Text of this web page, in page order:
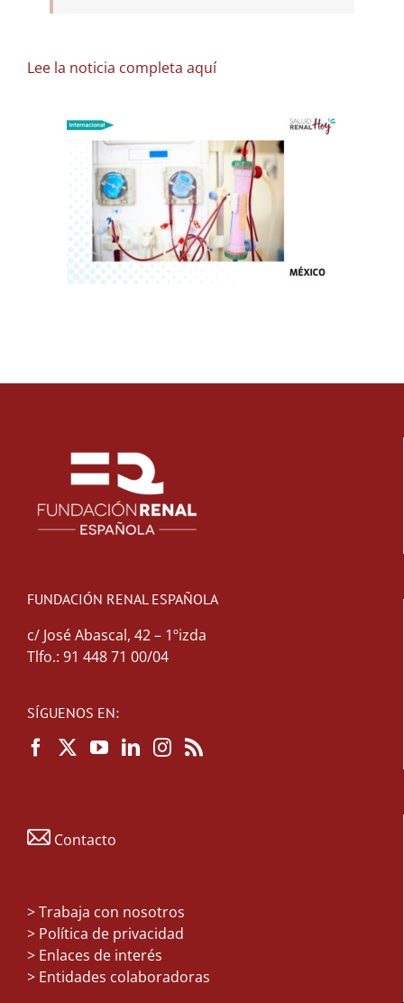
Lee la noticia completa aquí
FUNDACIÓN RENAL ESPAÑOLA
c/ José Abascal, 42 – 1ºizda
Tlfo.: 91 448 71 00/04
SÍGUENOS EN:
Contacto
>Trabaja con nosotros
> Política de privacidad
> Enlaces de interés
> Entidades colaboradoras